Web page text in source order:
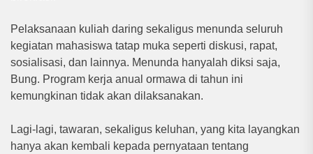
Pelaksanaan kuliah daring sekaligus menunda seluruh
kegiatan mahasiswa tatap muka seperti diskusi, rapat,
sosialisasi, dan lainnya. Menunda hanyalah diksi saja,
Bung. Program kerja anual ormawa di tahun ini
kemungkinan tidak akan dilaksanakan.
Lagi-lagi, tawaran, sekaligus keluhan, yang kita layangkan
hanya akan kembali kepada pernyataan tentang